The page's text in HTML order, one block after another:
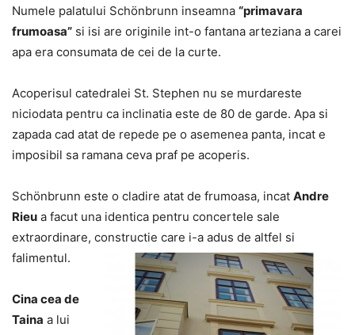
Numele palatului Schönbrunn inseamna “primavara
frumoasa” si isi are originile int-o fantana arteziana a carei
apa era consumata de cei de la curte.
Acoperisul catedralei St. Stephen nu se murdareste
niciodata pentru ca inclinatia este de 80 de garde. Apa si
zapada cad atat de repede pe o asemenea panta, incat e
imposibil sa ramana ceva praf pe acoperis.
Schönbrunn este o cladire atat de frumoasa, incat Andre
Rieu a facut una identica pentru concertele sale
extraordinare, constructie care i-a adus de altfel si
falimentul.
Cina cea de
Taina a lui